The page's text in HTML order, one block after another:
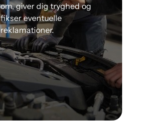
om, giver dig tryghed og
fikser eventuelle
reklamationer.